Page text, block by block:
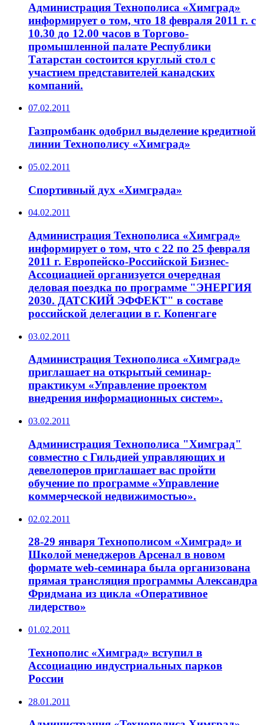
Администрация Технополиса «Химград»
информирует о том, что 18 февраля 2011 г. с
10.30 до 12.00 часов в Торгово-
промышленной палате Республики
Татарстан состоится круглый стол с
участием представителей канадских
компаний.
07.02.2011
Газпромбанк одобрил выделение кредитной
линии Технополису «Химград»
05.02.2011
Спортивный дух «Химграда»
04.02.2011
Администрация Технополиса «Химград»
информирует о том, что с 22 по 25 февраля
2011 г. Европейско-Российской Бизнес-
Ассоциацией организуется очередная
деловая поездка по программе "ЭНЕРГИЯ
2030. ДАТСКИЙ ЭФФЕКТ" в составе
российской делегации в г. Копенгаге
03.02.2011
Администрация Технополиса «Химград»
приглашает на открытый семинар-
практикум «Управление проектом
внедрения информационных систем».
03.02.2011
Администрация Технополиса "Химград"
совместно с Гильдией управляющих и
девелоперов приглашает вас пройти
обучение по программе «Управление
коммерческой недвижимостью».
02.02.2011
28-29 января Технополисом «Химград» и
Школой менеджеров Арсенал в новом
формате web-семинара была организована
прямая трансляция программы Александра
Фридмана из цикла «Оперативное
лидерство»
01.02.2011
Технополис «Химград» вступил в
Ассоциацию индустриальных парков
России
28.01.2011